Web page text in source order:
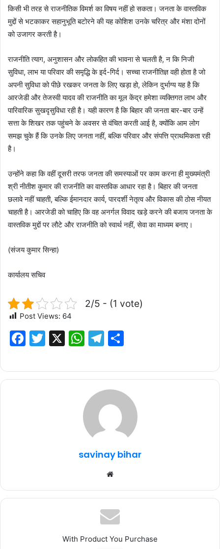
किसी भी तरह से राजनीतिक विमर्श का विषय नहीं हो सकता। जनता के वास्तविक
मुद्दों से भटकाकर सहानुभूति बटोरने की यह कोशिश उनके चरित्र और मंशा दोनों
को उजागर करती है।
राजनीति त्याग, अनुशासन और लोकहित की भावना से चलती है, न कि निजी
सुविधा, लाभ या परिवार की समृद्धि के इर्द-गिर्द। सच्चा राजनीतिज्ञ वही होता है जो
अपनी सुविधा को पीछे रखकर जनता के लिए खड़ा हो, लेकिन दुर्भाग्य यह है कि
आरजेडी और तेजस्वी यादव की राजनीति का मूल केंद्र हमेशा व्यक्तिगत लाभ और
पारिवारिक सुखदृसुविधा रही है। यही कारण है कि बिहार की जनता बार-बार उन्हें
सत्ता के शिखर तक पहुंचने के अवसर से वंचित करती आई है, क्योंकि आम लोग
समझ चुके हैं कि उनके लिए जनता नहीं, बल्कि परिवार और संपत्ति प्राथमिकता रही
है।
उन्होंने कहा कि वहीं दूसरी तरफ जनता की समस्याओं पर काम करना ही मुख्यमंत्री
श्री नीतीश कुमार की राजनीति का वास्तविक आधार रहा है। बिहार की जनता
छलावे नहीं चाहती, बल्कि ईमानदार कार्य, पारदर्शी नेतृत्व और विकास की ठोस नीयत
चाहती है। आरजेडी को चाहिए कि वह अनर्गल विवाद खड़े करने की बजाय जनता के
वास्तविक मुद्दों पर लौटे और राजनीति को स्वार्थ नहीं, सेवा का माध्यम बनाए।
(संजय कुमार सिन्हा)
कार्यालय सचिव
2/5 - (1 vote)
Post Views: 64
F
c
e
T
it
te
X
W
at
s
A
p
T
e
g
ra
ar
e
savinay bihar
With Product You Purchase